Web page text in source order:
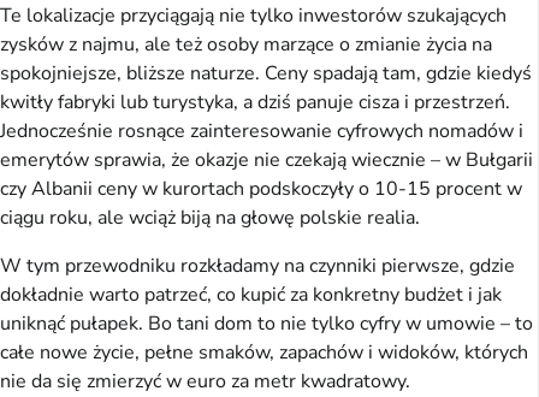
Te lokalizacje przyciągają nie tylko inwestorów szukających
zysków z najmu, ale też osoby marzące o zmianie życia na
spokojniejsze, bliższe naturze. Ceny spadają tam, gdzie kiedyś
kwitły fabryki lub turystyka, a dziś panuje cisza i przestrzeń.
Jednocześnie rosnące zainteresowanie cyfrowych nomadów i
emerytów sprawia, że okazje nie czekają wiecznie – w Bułgarii
czy Albanii ceny w kurortach podskoczyły o 10-15 procent w
ciągu roku, ale wciąż biją na głowę polskie realia.
W tym przewodniku rozkładamy na czynniki pierwsze, gdzie
dokładnie warto patrzeć, co kupić za konkretny budżet i jak
uniknąć pułapek. Bo tani dom to nie tylko cyfry w umowie – to
całe nowe życie, pełne smaków, zapachów i widoków, których
nie da się zmierzyć w euro za metr kwadratowy.